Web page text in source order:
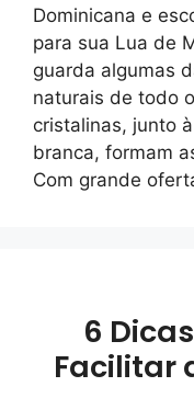
Dominicana e
para sua Lua de
guarda algumas
naturais de todo
cristalinas, junto
branca, formam
Com grande
6
Facilitar